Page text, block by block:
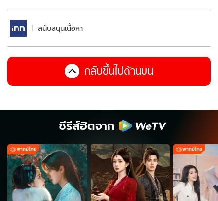
สนับสนุนเนื้อหา
กลับขึ้นไปด้านบน
ซีรีส์ฮิตจาก